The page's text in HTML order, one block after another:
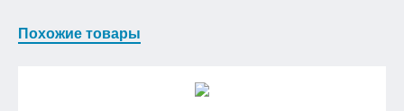
Похожие товары